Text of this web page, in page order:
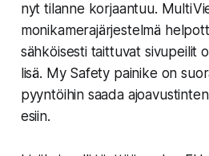
nyt tilanne korjaantuu.
monikamerajärjestelmä
sähköisesti taittuvat sivupeilit
lisä. My Safety painike on
pyyntöihin saada
esiin.